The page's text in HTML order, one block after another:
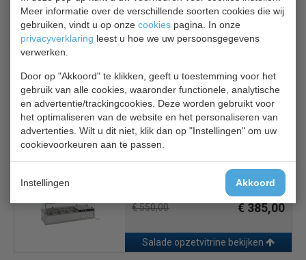
Meer informatie over de verschillende soorten cookies die wij
gebruiken, vindt u op onze cookies pagina. In onze
privacyverklaring leest u hoe we uw persoonsgegevens
verwerken.
Door op "Akkoord" te klikken, geeft u toestemming voor het
gebruik van alle cookies, waaronder functionele, analytische
en advertentie/trackingcookies. Deze worden gebruikt voor
het optimaliseren van de website en het personaliseren van
advertenties. Wilt u dit niet, klik dan op "Instellingen" om uw
cookievoorkeuren aan te passen.
Instellingen Akkoord
1 jaar garantie.
Bartscher 110310
Salade opzetvitrine 1/4 GN
€ 861,85 € 689,00
Salade opzetvitrine bekijken
€ 550,00 € 385,00
Salade opzetvitrine bekijken